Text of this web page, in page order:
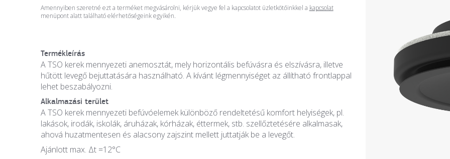
Amennyiben szeretné ezt a terméket megvásárolni, kérjük vegye fel a kapcsolatot üzletkötőinkkel a kapcsolat
menüpont alatt található elérhetőségeink egyikén.
Termékleírás
A TSO kerek mennyezeti anemosztát, mely horizontális befúvásra és elszívásra, illetve
hűtött levegő bejuttatására használható. A kívánt légmennyiséget az állítható frontlappal
lehet beszabályozni.
Alkalmazási terület
A TSO kerek mennyezeti befúvóelemek különböző rendeltetésű komfort helyiségek, pl.
lakások, irodák, iskolák, áruházak, kórházak, éttermek, stb. szellőztetésére alkalmasak,
ahová huzatmentesen és alacsony zajszint mellett juttatják be a levegőt.
Ajánlott max. Δt =12°C